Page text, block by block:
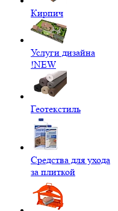
Кирпич
Услуги дизайна
!NEW
Геотекстиль
Средства для ухода
за плиткой